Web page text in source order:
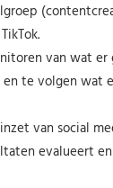
van wat
te volgen wat
van social
evalueert